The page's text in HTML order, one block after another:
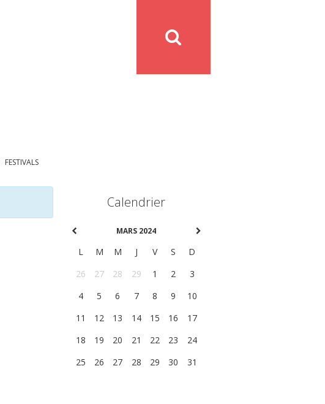
FESTIVALS
Calendrier
MARS 2024
L M M J V S
D
26
27 28 29 1 2
3
4
5 6 7 8 9
10
11
12 13 14 15 16
17
18
19 20 21 22 23
24
25
26 27 28 29 30 31